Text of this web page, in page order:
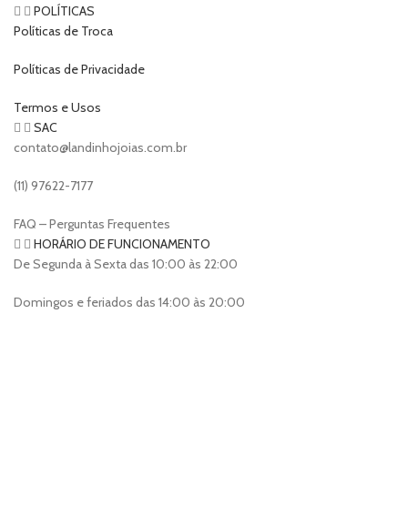
POLÍTICAS
Políticas de Troca
Políticas de Privacidade
Termos e Usos
SAC
contato@landinhojoias.com.br
(11) 97622-7177
FAQ – Perguntas Frequentes
HORÁRIO DE FUNCIONAMENTO
De Segunda à Sexta das 10:00 às 22:00
Domingos e feriados das 14:00 às 20:00